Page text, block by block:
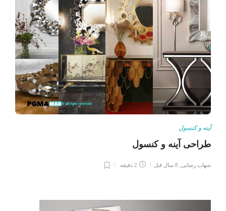
آینه و کنسول
طراحی آینه و کنسول
شهاب رضایی 8 سال قبل 2 دقیقه